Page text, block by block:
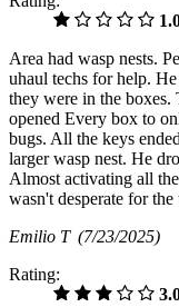
Area had wasp nests.
uhaul techs for help.
they were in the
opened Every box to
bugs. All the keys
larger wasp nest. He
Almost activating all
wasn't desperate for
Emilio T (7/23/2025)
Rating: